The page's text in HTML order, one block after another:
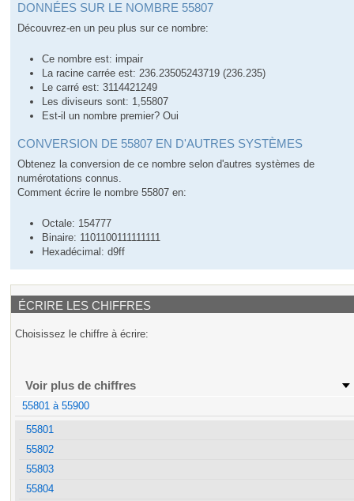
DONNÉES SUR LE NOMBRE 55807
Découvrez-en un peu plus sur ce nombre:
Ce nombre est: impair
La racine carrée est: 236.23505243719 (236.235)
Le carré est: 3114421249
Les diviseurs sont: 1,55807
Est-il un nombre premier? Oui
CONVERSION DE 55807 EN D'AUTRES SYSTÈMES
Obtenez la conversion de ce nombre selon d'autres systèmes de
numérotations connus.
Comment écrire le nombre 55807 en:
Octale: 154777
Binaire: 1101100111111111
Hexadécimal: d9ff
ÉCRIRE LES CHIFFRES
Choisissez le chiffre à écrire:
Voir plus de chiffres
55801 à 55900
55801
55802
55803
55804